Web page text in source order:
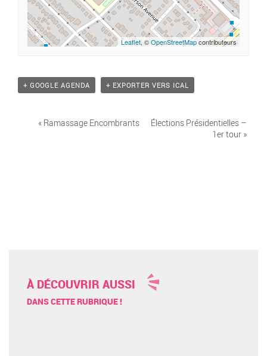
Leaflet, ©OpenStreetMapcontributeurs
+ GOOGLE AGENDA + EXPORTER VERS ICAL
« Ramassage Encombrants
Élections Présidentielles –
1er tour »
À DÉCOUVRIR AUSSI
DANS CETTE RUBRIQUE !